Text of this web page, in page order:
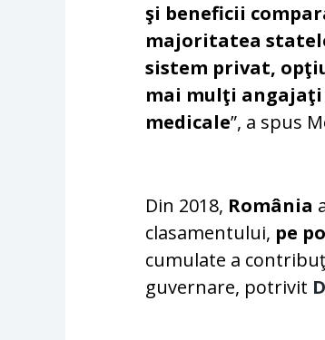
şi beneficii
majoritatea
sistem privat,
mai mulţi angajaţi
medicale”, a spus
Din 2018, România
clasamentului, pe
cumulate a
guvernare, potrivit